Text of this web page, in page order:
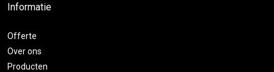
Informatie
Offerte
Over ons
Producten